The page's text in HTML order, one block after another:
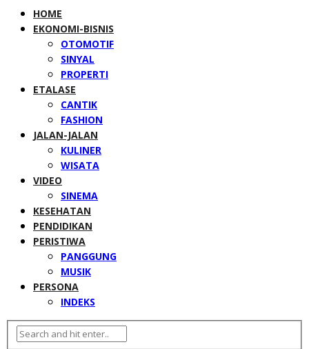
HOME
EKONOMI-BISNIS
OTOMOTIF
SINYAL
PROPERTI
ETALASE
CANTIK
FASHION
JALAN-JALAN
KULINER
WISATA
VIDEO
SINEMA
KESEHATAN
PENDIDIKAN
PERISTIWA
PANGGUNG
MUSIK
PERSONA
INDEKS